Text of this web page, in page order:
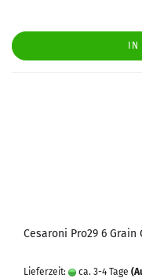
Cesaroni Pro29 6 Grain
Lieferzeit: ca. 3-4 Tage